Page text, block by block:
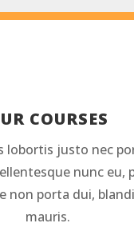
COURSES
lobortis justo nec
nunc eu,
non porta dui,
mauris.